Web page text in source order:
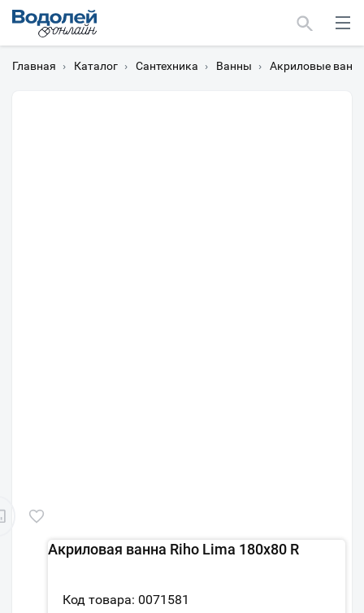
Главная › Каталог › Сантехника › Ванны › Акриловые
Акриловая ванна Riho Lima 180x80 R
Код товара: 0071581